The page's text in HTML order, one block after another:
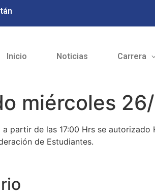
Inicio Noticias Carrera
miércoles
partir de las 17:00 Hrs se
de Estudiantes.